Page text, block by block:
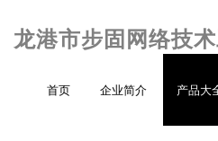
龙港市步固网络技
首页 企业简介 产品大